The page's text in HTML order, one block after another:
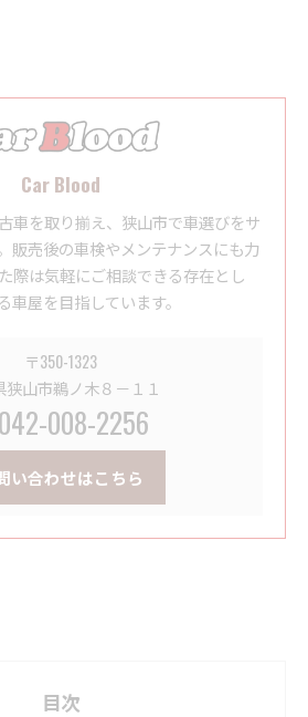
Car Blood
車を取り揃え、狭山市で車選びをサ
販売後の車検やメンテナンスにも力
際は気軽にご相談できる存在とし
車屋を目指しています。
〒350-1323
狭山市鵜ノ木８－１１
042-008-2256
い合わせはこちら
目次